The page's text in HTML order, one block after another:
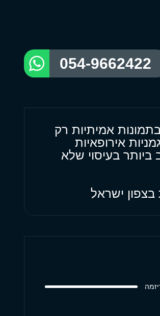
054-9662422
בתמונות אמיתיות רק
בעיסוי שלא
בצפון ישראל